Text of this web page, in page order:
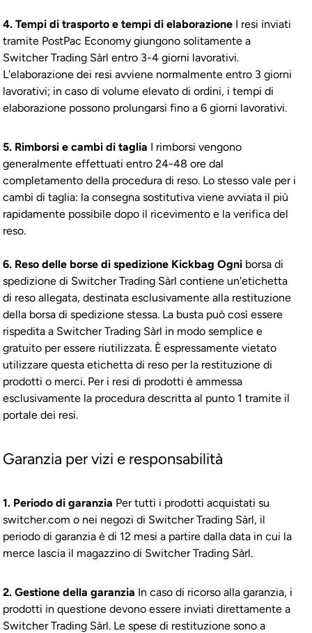
4. Tempi di trasporto e tempi di elaborazione I resi inviati
tramite PostPac Economy giungono solitamente a
Switcher Trading Sàrl entro 3-4 giorni lavorativi.
L'elaborazione dei resi avviene normalmente entro 3 giorni
lavorativi; in caso di volume elevato di ordini, i tempi di
elaborazione possono prolungarsi fino a 6 giorni lavorativi.
5. Rimborsi e cambi di taglia I rimborsi vengono
generalmente effettuati entro 24-48 ore dal
completamento della procedura di reso. Lo stesso vale per i
cambi di taglia: la consegna sostitutiva viene avviata il più
rapidamente possibile dopo il ricevimento e la verifica del
reso.
6. Reso delle borse di spedizione Kickbag Ogni borsa di
spedizione di Switcher Trading Sàrl contiene un'etichetta
di reso allegata, destinata esclusivamente alla restituzione
della borsa di spedizione stessa. La busta può così essere
rispedita a Switcher Trading Sàrl in modo semplice e
gratuito per essere riutilizzata. È espressamente vietato
utilizzare questa etichetta di reso per la restituzione di
prodotti o merci. Per i resi di prodotti è ammessa
esclusivamente la procedura descritta al punto 1 tramite il
portale dei resi.
Garanzia per vizi e responsabilità
1. Periodo di garanzia Per tutti i prodotti acquistati su
switcher.com o nei negozi di Switcher Trading Sàrl, il
periodo di garanzia è di 12 mesi a partire dalla data in cui la
merce lascia il magazzino di Switcher Trading Sàrl.
2. Gestione della garanzia In caso di ricorso alla garanzia, i
prodotti in questione devono essere inviati direttamente a
Switcher Trading Sàrl. Le spese di restituzione sono a